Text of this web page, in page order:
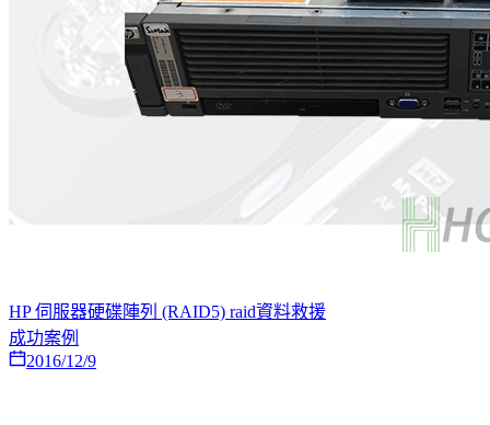
HP 伺服器硬碟陣列 (RAID5) raid資料救援
成功案例
2016/12/9